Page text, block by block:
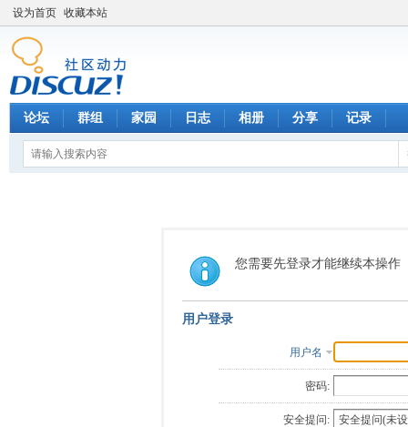
设为首页 收藏本站
论坛 群组 家园 日志 相册 分享 记录
您需要先登录才能继续本操作
用户登录
用户名
密码:
安全提问: